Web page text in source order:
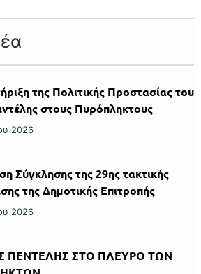
της Πολιτικής Προστασίας του
στους Πυρόπληκτους
2026
Σύγκλησης της 29ης τακτικής
της Δημοτικής Επιτροπής
2026
ΠΕΝΤΕΛΗΣ ΣΤΟ ΠΛΕΥΡΟ ΤΩΝ